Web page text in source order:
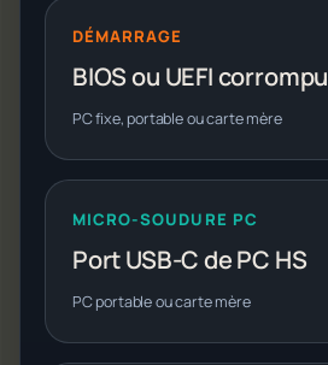
DÉMARRAGE
BIOS ou UEFI corrompu
PC fixe, portable ou carte mère
MICRO-SOUDURE PC
Port USB-C de PC HS
PC portable ou carte mère